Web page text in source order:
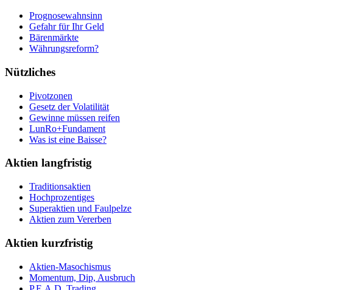
Prognosewahnsinn
Gefahr für Ihr Geld
Bärenmärkte
Währungsreform?
Nützliches
Pivotzonen
Gesetz der Volatilität
Gewinne müssen reifen
LunRo+Fundament
Was ist eine Baisse?
Aktien langfristig
Traditionsaktien
Hochprozentiges
Superaktien und Faulpelze
Aktien zum Vererben
Aktien kurzfristig
Aktien-Masochismus
Momentum, Dip, Ausbruch